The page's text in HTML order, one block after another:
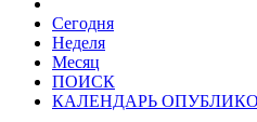
Сегодня
Неделя
Месяц
ПОИСК
КАЛЕНДАРЬ